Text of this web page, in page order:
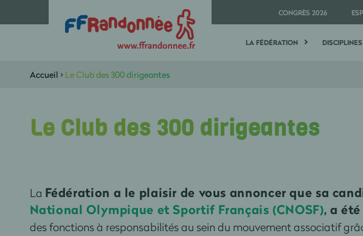
CONGRÈS 2026
LA FÉDÉRATION DISCIPLINES
Accueil > Le Club des 300 dirigeantes
Le Club des 300 dirigeantes
La Fédération a le plaisir de vous annoncer que sa
National Olympique et Sportif Français (CNOSF), a
des fonctions à responsabilités au sein du mouvement associatif